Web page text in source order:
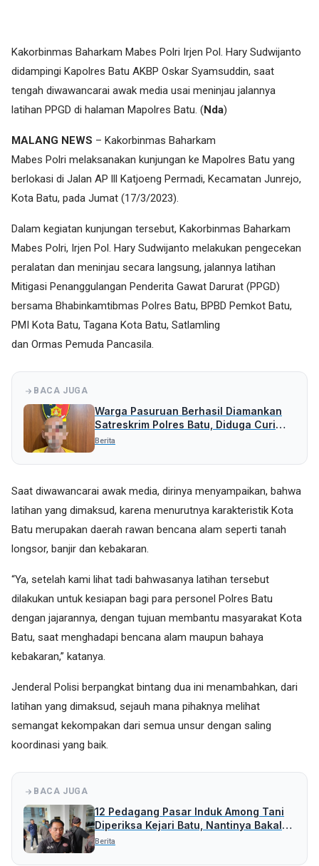
Kakorbinmas Baharkam Mabes Polri Irjen Pol. Hary Sudwijanto
didampingi Kapolres Batu AKBP Oskar Syamsuddin, saat
tengah diwawancarai awak media usai meninjau jalannya
latihan PPGD di halaman Mapolres Batu. (Nda)
MALANG NEWS – Kakorbinmas Baharkam
Mabes Polri melaksanakan kunjungan ke Mapolres Batu yang
berlokasi di Jalan AP lll Katjoeng Permadi, Kecamatan Junrejo,
Kota Batu, pada Jumat (17/3/2023).
Dalam kegiatan kunjungan tersebut, Kakorbinmas Baharkam
Mabes Polri, Irjen Pol. Hary Sudwijanto melakukan pengecekan
peralatan dan meninjau secara langsung, jalannya latihan
Mitigasi Penanggulangan Penderita Gawat Darurat (PPGD)
bersama Bhabinkamtibmas Polres Batu, BPBD Pemkot Batu,
PMI Kota Batu, Tagana Kota Batu, Satlamling
dan Ormas Pemuda Pancasila.
BACA JUGA
Warga Pasuruan Berhasil Diamankan
Satreskrim Polres Batu, Diduga Curi
Uang Rp 5 Juta
Berita
Saat diwawancarai awak media, dirinya menyampaikan, bahwa
latihan yang dimaksud, karena menurutnya karakteristik Kota
Batu merupakan daerah rawan bencana alam seperti tanah
longsor, banjir dan kebakaran.
“Ya, setelah kami lihat tadi bahwasanya latihan tersebut
dilakukan untuk kesiapan bagi para personel Polres Batu
dengan jajarannya, dengan tujuan membantu masyarakat Kota
Batu, saat menghadapi bencana alam maupun bahaya
kebakaran,” katanya.
Jenderal Polisi berpangkat bintang dua ini menambahkan, dari
latihan yang dimaksud, sejauh mana pihaknya melihat
semangat kekompakan dari semua unsur dengan saling
koordinasi yang baik.
BACA JUGA
12 Pedagang Pasar Induk Among Tani
Diperiksa Kejari Batu, Nantinya Bakal
Periksa Pihak Lain
Berita